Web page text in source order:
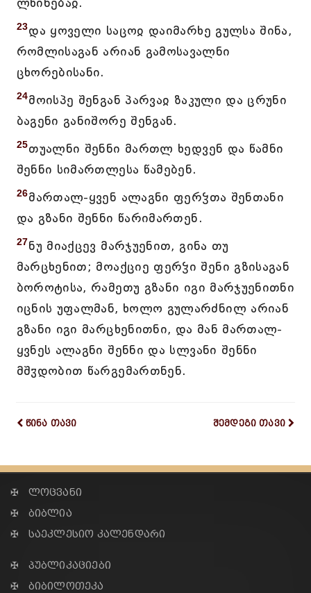
23და ყოველი საცოჲ დაიმარხე გულსა შინა,
რომლისაგან არიან გამოსავალნი
ცხორებისანი.
24მოისპე შენგან პარვაჲ ზაკული და ცრუნი
ბაგენი განიშორე შენგან.
25თუალნი შენნი მართლ ხედვენ და წამნი
შენნი სიმართლესა წამებენ.
26მართალ-ყვენ ალაგნი ფერჴთა შენთანი
და გზანი შენნი წარიმართენ.
27ნუ მიაქცევ მარჯუენით, გინა თუ
მარცხენით; მოაქციე ფერჴი შენი გზისაგან
ბოროტისა, რამეთუ გზანი იგი მარჯუენითნი
იცნის უფალმან, ხოლო გულარძნილ არიან
გზანი იგი მარცხენითნი, და მან მართალ-
ყვნეს ალაგნი შენნი და სლვანი შენნი
მშჳდობით წარგემართნენ.
წინა თავი შემდეგი თავი
✠ ლოცვანი
✠ ბიბლია
✠ საეკლესიო კალენდარი
✠ პუბლიკაციები
✠ ბიბილოთეკა